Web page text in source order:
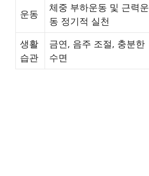
운동
체중 부하운동 및 근력운
동 정기적 실천
생활
습관
금연, 음주 조절, 충분한
수면